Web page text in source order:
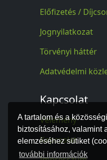
A tartalom és a
biztosításához, valamint
elemzéséhez sütiket
további információk
Előfizetés /
Jognyilatkozat
Törvényi háttér
Adatvédelmi
Kapcsolat
Vélemény
Kapcsolat